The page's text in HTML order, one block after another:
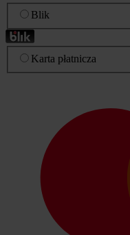
Blik
Karta płatnicza